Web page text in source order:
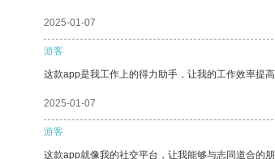
2025-01-07
游客
这款app是我工作上的得力助手，让我的工作效率提
2025-01-07
游客
这款app就像我的社交平台，让我能够与志同道合的朋